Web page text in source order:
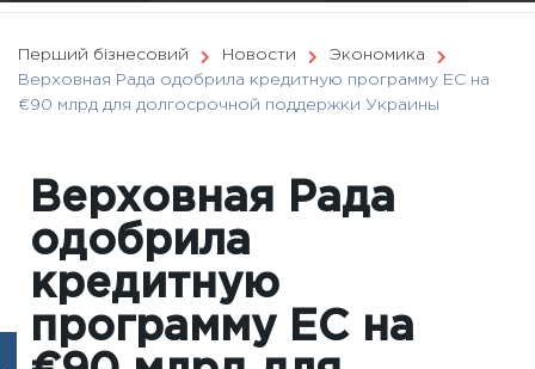
Перший бізнесовий Новости
Экономика
Верховная Рада одобрила кредитную программу ЕС на
€90 млрд для долгосрочной поддержки Украины
Верховная Рада
одобрила
кредитную
программу ЕС на